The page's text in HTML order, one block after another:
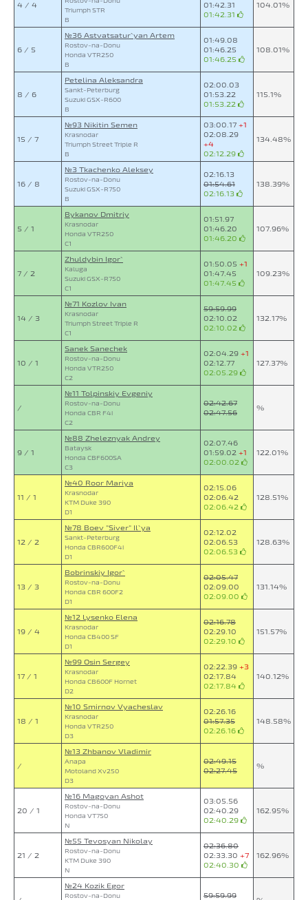
4 / 4
Triumph STR
B
01:42.31
01:42.31
104.01%
6 / 5
№36 Astvatsatur`yan Artem
Rostov-na-Donu
Honda VTR250
B
01:49.08
01:46.25
01:46.25
108.01%
8 / 6
Petelina Aleksandra
Sankt-Peterburg
Suzuki GSX-R600
B
02:00.03
01:53.22
01:53.22
115.1%
15 / 7
№93 Nikitin Semen
Krasnodar
Triumph Street Triple R
B
03:00.17 +1
02:08.29
+4
02:12.29
134.48%
16 / 8
№3 Tkachenko Aleksey
Rostov-na-Donu
Suzuki GSX-R750
B
02:16.13
01:54.61
02:16.13
138.39%
5 / 1
Bykanov Dmitriy
Krasnodar
Honda VTR250
C1
01:51.97
01:46.20
01:46.20
107.96%
7 / 2
Zhuldybin Igor`
Kaluga
Suzuki GSX-R750
C1
01:50.05 +1
01:47.45
01:47.45
109.23%
14 / 3
№71 Kozlov Ivan
Krasnodar
Triumph Street Triple R
C1
59:59.99
02:10.02
02:10.02
132.17%
10 / 1
Sanek Sanechek
Rostov-na-Donu
Honda VTR250
C2
02:04.29 +1
02:12.77
02:05.29
127.37%
/
№11 Tolpinskiy Evgeniy
Rostov-na-Donu
Honda CBR F4i
C2
02:42.67
02:47.56
%
9 / 1
№88 Zheleznyak Andrey
Bataysk
Honda CBF600SA
C3
02:07.46
01:59.02 +1
02:00.02
122.01%
11 / 1
№40 Roor Mariya
Krasnodar
KTM Duke 390
D1
02:15.06
02:06.42
02:06.42
128.51%
12 / 2
№78 Boev "Siver" Il`ya
Sankt-Peterburg
Honda CBR600F4i
D1
02:12.02
02:06.53
02:06.53
128.63%
13 / 3
Bobrinskiy Igor`
Rostov-na-Donu
Honda CBR 600F2
D1
02:05.47
02:09.00
02:09.00
131.14%
19 / 4
№12 Lysenko Elena
Krasnodar
Honda CB400 SF
D1
02:16.78
02:29.10
02:29.10
151.57%
17 / 1
№99 Osin Sergey
Krasnodar
Honda CB600F Hornet
D2
02:22.39 +3
02:17.84
02:17.84
140.12%
18 / 1
№10 Smirnov Vyacheslav
Krasnodar
Honda VTR250
D3
02:26.16
01:57.35
02:26.16
148.58%
/
№13 Zhbanov Vladimir
Anapa
Motoland Xv250
D3
02:49.15
02:27.45
%
20 / 1
№16 Magoyan Ashot
Rostov-na-Donu
Honda VT750
N
03:05.56
02:40.29
02:40.29
162.95%
21 / 2
№55 Tevosyan Nikolay
Rostov-na-Donu
KTM Duke 390
N
02:36.80
02:33.30 +7
02:40.30
162.96%
№24 Kozik Egor
Rostov-na-Donu 59:59.99